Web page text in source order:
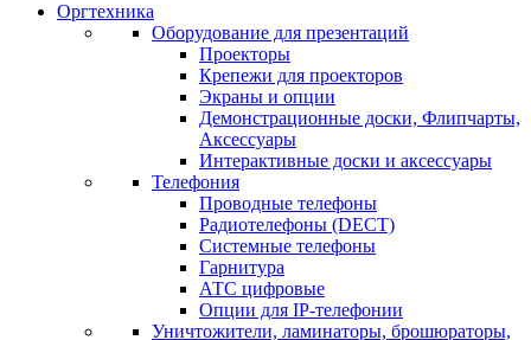
Оргтехника
Оборудование для презентаций
Проекторы
Крепежи для проекторов
Экраны и опции
Демонстрационные доски, Флипчарты,
Аксессуары
Интерактивные доски и аксессуары
Телефония
Проводные телефоны
Радиотелефоны (DECT)
Системные телефоны
Гарнитура
АТС цифровые
Опции для IP-телефонии
Уничтожители, ламинаторы, брошюраторы,